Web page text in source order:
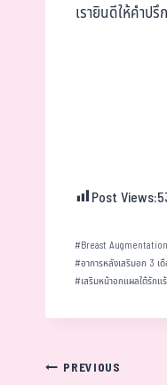
เรายินดีให้คำป
Post Views:
#Breast Augmentation
#อาการหลังเสริมอก 3 เ
#เสริมหน้าอกแผลใต้รักแร้
PREVIOUS